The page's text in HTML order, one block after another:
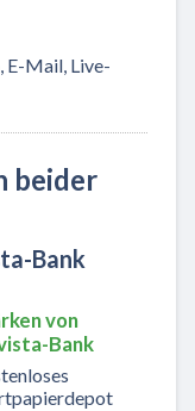
E-Mail, Live-
beider
Bank
von
Bank